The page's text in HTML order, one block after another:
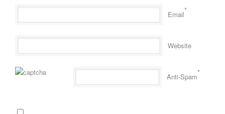
Email*
Website
Anti-Spam*